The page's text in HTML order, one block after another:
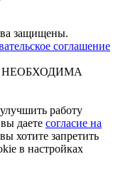
защищены.
соглашение
работу
даете согласие на
хотите запретить
в настройках